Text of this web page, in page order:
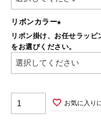
リボンカラー
(必
須)
リボン掛け、お任せラッピ
をお選びください。
お気に入り